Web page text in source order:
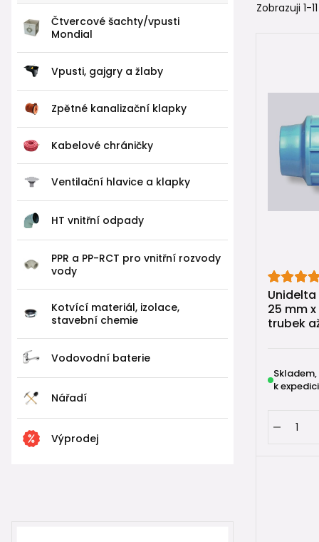
Čtvercové šachty/vpusti
Mondial
Vpusti, gajgry a žlaby
Zpětné kanalizační klapky
Kabelové chráničky
Ventilační hlavice a klapky
HT vnitřní odpady
PPR a PP-RCT pro vnitřní rozvody
vody
Kotvící materiál, izolace,
stavební chemie
Vodovodní baterie
Nářadí
Výprodej
32 mm ×
40 mm ×
50 mm ×
📌 Tyto
zajistí
Montáž
3️⃣
PE
Zobrazuji 1-11
25 mm
trubek
k expedici